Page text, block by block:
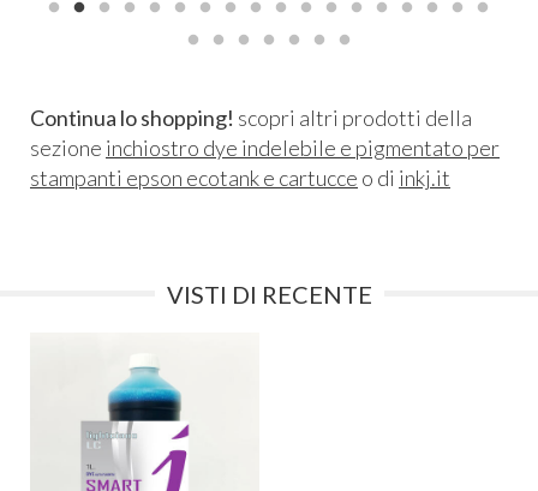
Continua lo shopping! scopri altri prodotti della
sezione inchiostro dye indelebile e pigmentato per
stampanti epson ecotank e cartucce o di inkj.it
VISTI DI RECENTE